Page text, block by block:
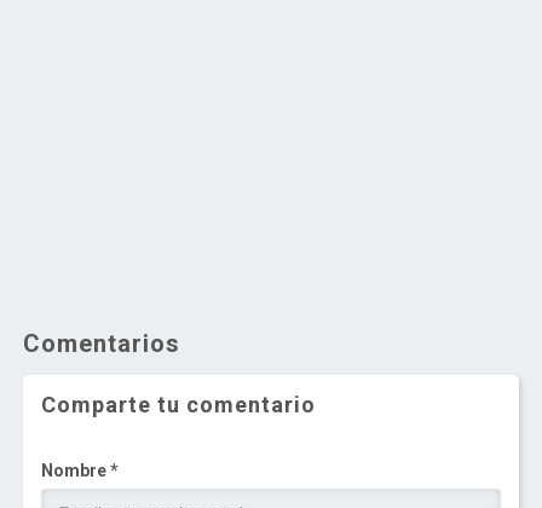
Comentarios
Comparte tu comentario
Nombre *